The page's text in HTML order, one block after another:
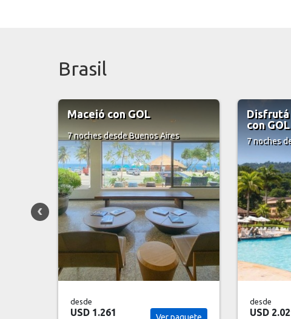
Brasil
Disfrutá Angra Dos Reis
con GOL
7 nochesdesde Buenos Aires
desde
USD 2.029 Ver paquete
Viví
7 noches
desde
USD